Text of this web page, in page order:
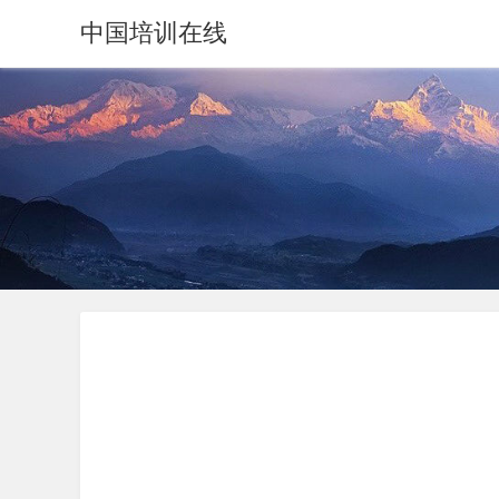
中国培训在线